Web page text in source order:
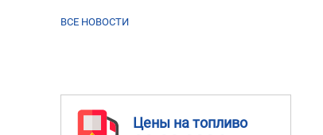
ВСЕ НОВОСТИ
Цены на топливо